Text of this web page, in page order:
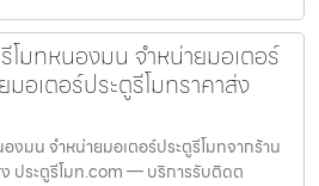
โมทหนองมน จำหน่ายมอเตอร์
อเตอร์ประตูรีโมทราคาส่ง
งมน จำหน่ายมอเตอร์ประตูรีโมทจากร้าน
ง ประตูรีโมท.com — บริการรับติดต